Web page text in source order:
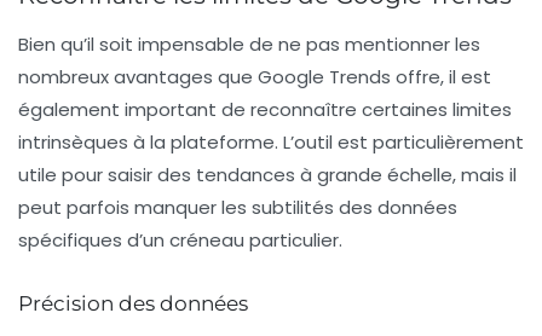
Bien qu’il soit impensable de ne pas mentionner les
nombreux avantages que Google Trends offre, il est
également important de reconnaître certaines limites
intrinsèques à la plateforme. L’outil est particulièrement
utile pour saisir des tendances à grande échelle, mais il
peut parfois manquer les subtilités des données
spécifiques d’un créneau particulier.
Précision des données